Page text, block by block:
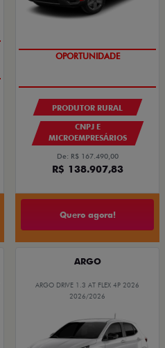
PRODUTOR RURAL
CNPJ E
MICROEMPRESÁRIOS
De: R$ 167.490,00
R$ 138.907,83
Quero agora!
ARGO
ARGO DRIVE 1.3 AT FLEX 4P 2026
2026/2026